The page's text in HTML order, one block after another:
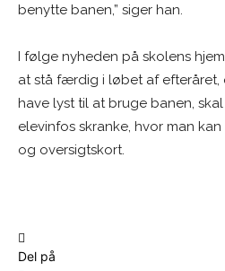
benytte banen,” siger han.
I følge nyheden på skolens
at stå færdig i løbet af efteråret,
have lyst til at bruge banen,
elevinfos skranke, hvor man
og oversigtskort.
Del på